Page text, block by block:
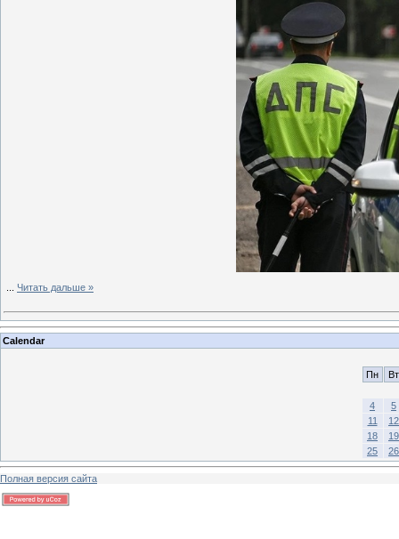
Читать дальше »
Calendar
Пн Вт
4
5
11
12
18
19
25
26
Полная версия сайта